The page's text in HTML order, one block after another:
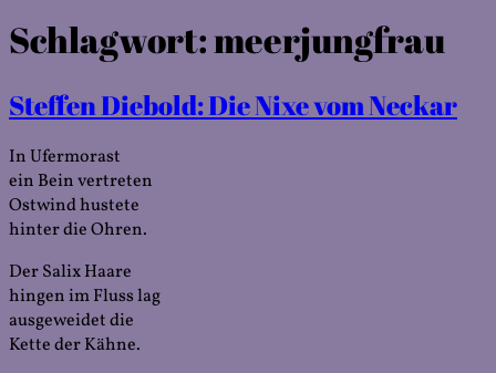
Schlagwort:meerjungfrau
Steffen Diebold: Die Nixe vom Neckar
In Ufermorast
ein Bein vertreten
Ostwind hustete
hinter die Ohren.
Der Salix Haare
hingen im Fluss lag
ausgeweidet die
Kette der Kähne.